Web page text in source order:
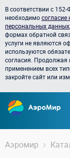
В соответствии с
необходимосогласие
персональных данных
формах обратной
услуги не являются
используются
согласия. Продолжая
применением всех
закройте сайт или
Аэромир